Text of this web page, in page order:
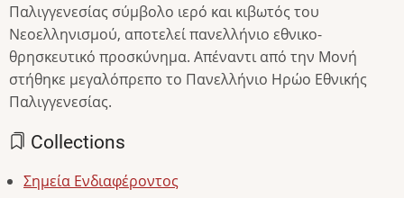
Παλιγγενεσίας σύμβολο ιερό και κιβωτός του
Νεοελληνισμού, αποτελεί πανελλήνιο εθνικο-
θρησκευτικό προσκύνημα. Απέναντι από την Μονή
στήθηκε μεγαλόπρεπο το Πανελλήνιο Ηρώο Εθνικής
Παλιγγενεσίας.
Collections
Σημεία Ενδιαφέροντος